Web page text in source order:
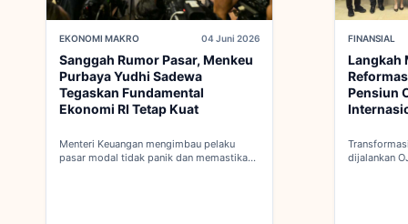
EKONOMI MAKRO 04 Juni 2026
Sanggah Rumor Pasar, Menkeu
Purbaya Yudhi Sadewa
Tegaskan Fundamental
Ekonomi RI Tetap Kuat
Menteri Keuangan mengimbau pelaku
pasar modal tidak panik dan memastikan
FINANSIAL
Langkah
Pensiun
dijalankan